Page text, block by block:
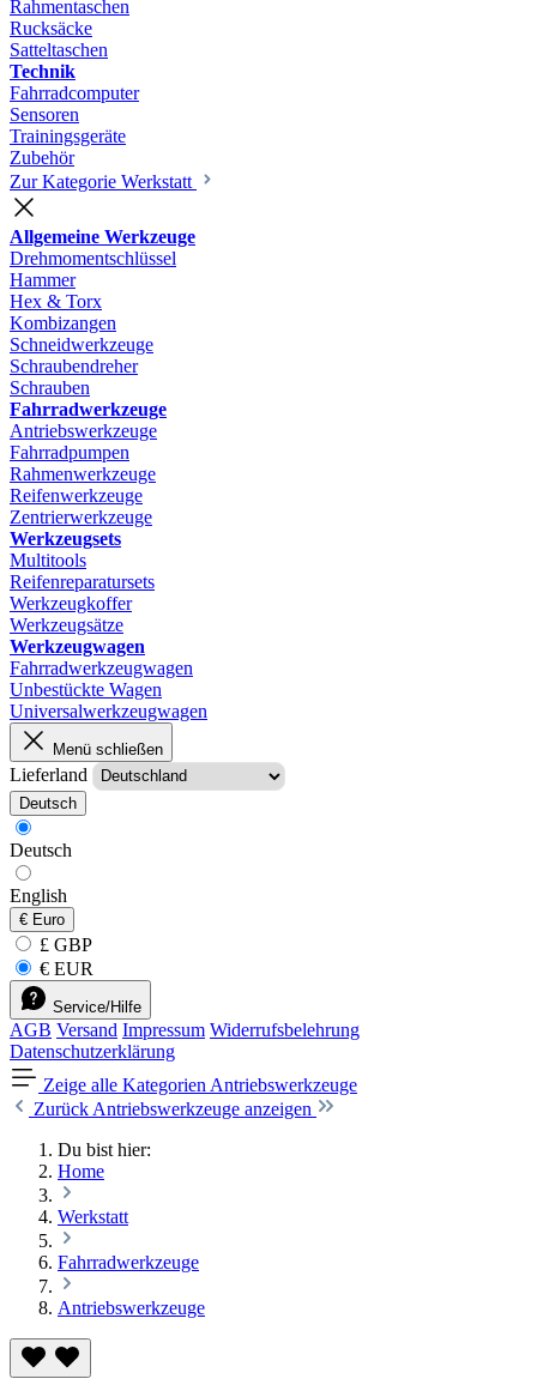
Rahmentaschen
Rucksäcke
Satteltaschen
Technik
Fahrradcomputer
Sensoren
Trainingsgeräte
Zubehör
Zur Kategorie Werkstatt
Allgemeine Werkzeuge
Drehmomentschlüssel
Hammer
Hex & Torx
Kombizangen
Schneidwerkzeuge
Schraubendreher
Schrauben
Fahrradwerkzeuge
Antriebswerkzeuge
Fahrradpumpen
Rahmenwerkzeuge
Reifenwerkzeuge
Zentrierwerkzeuge
Werkzeugsets
Multitools
Reifenreparatursets
Werkzeugkoffer
Werkzeugsätze
Werkzeugwagen
Fahrradwerkzeugwagen
Unbestückte Wagen
Universalwerkzeugwagen
Menü schließen
Lieferland
Deutsch
Deutsch
English
€ Euro
£ GBP
€ EUR
Service/Hilfe
AGB Versand Impressum Widerrufsbelehrung
Datenschutzerklärung
Zeige alle Kategorien Antriebswerkzeuge
Zurück Antriebswerkzeuge anzeigen
Du bist hier:
Home
Werkstatt
Fahrradwerkzeuge
Antriebswerkzeuge